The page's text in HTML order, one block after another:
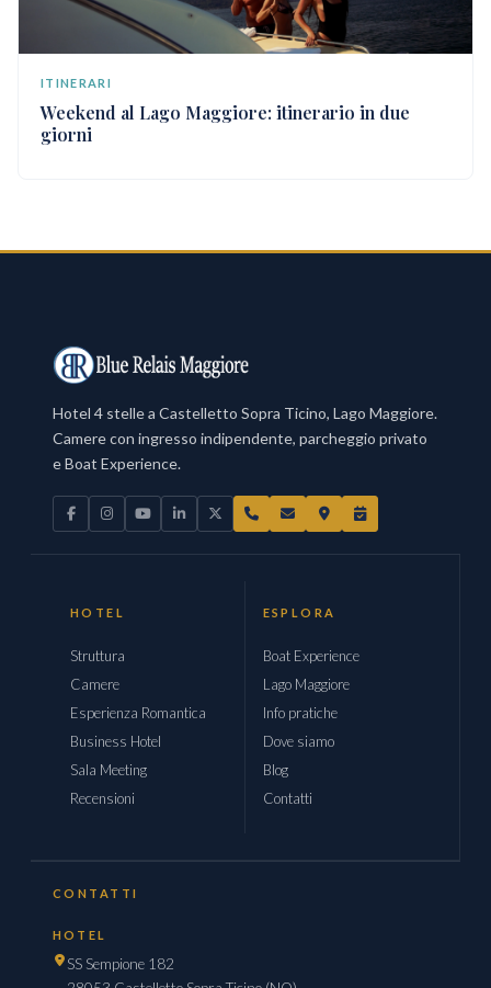
ITINERARI
Weekend al Lago Maggiore: itinerario in due
giorni
Hotel 4 stelle a Castelletto Sopra Ticino, Lago Maggiore.
Camere con ingresso indipendente, parcheggio privato
e Boat Experience.
HOTEL
Struttura
Camere
Esperienza Romantica
Business Hotel
Sala Meeting
Recensioni
ESPLORA
Boat Experience
Lago Maggiore
Info pratiche
Dove siamo
Blog
Contatti
CONTATTI
HOTEL
SS Sempione 182